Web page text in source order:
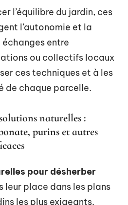
l’équilibre du jardin, ces
l’autonomie et la
entre
ou collectifs locaux
ces techniques et à les
de chaque parcelle.
naturelles :
purins et autres
pour désherber
leur place dans les plans
les plus exigeants.